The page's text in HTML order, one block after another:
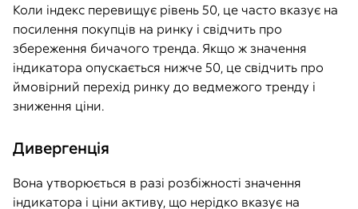
Коли індекс перевищує рівень 50, це часто вказує на
посилення покупців на ринку і свідчить про
збереження бичачого тренда. Якщо ж значення
індикатора опускається нижче 50, це свідчить про
ймовірний перехід ринку до ведмежого тренду і
зниження ціни.
Дивергенція
Вона утворюється в разі розбіжності значення
індикатора і ціни активу, що нерідко вказує на